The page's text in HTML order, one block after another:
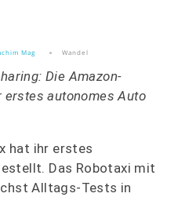
Mag Wandel
Die Amazon-
erstes autonomes Auto
hat ihr erstes
Das Robotaxi mit
Alltags-Tests in